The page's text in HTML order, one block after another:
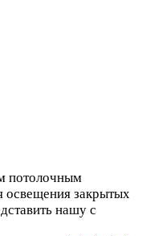
потолочным
освещения закрытых
нашу с